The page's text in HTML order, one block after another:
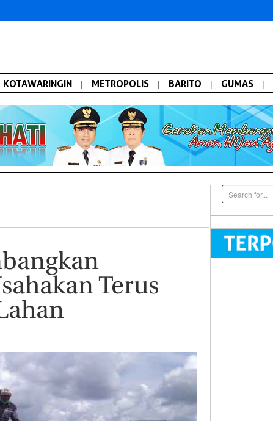
KOTAWARINGIN | METROPOLIS | BARITO | GUMAS |
Terus